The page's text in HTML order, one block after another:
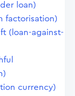
loan)
factorisation)
(loan-against-
currency)